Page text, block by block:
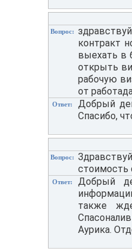
Вопрос:
контракт
выехать в
открыть
рабочую
от
Ответ:
Добрый
Спасибо,
Вопрос:
стоимость
Ответ:
Добрый
также
Аурика.